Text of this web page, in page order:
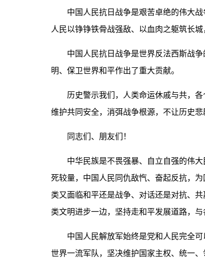
中国人民抗日战争是艰苦卓绝的伟大战
人民以铮铮铁骨战强敌、以血肉之躯筑长
中国人民抗日战争是世界反法西斯战争
明、保卫世界和平作出了重大贡献。
历史警示我们，人类命运休戚与共，各
维护共同安全，消弭战争根源，不让历史悲
同志们、朋友们！
中华民族是不畏强暴、自立自强的伟大
死较量，中国人民同仇敌忾、奋起反抗，
类又面临和平还是战争、对话还是对抗、
类文明进步一边，坚持走和平发展道路，
中国人民解放军始终是党和人民完全可
世界一流军队，坚决维护国家主权、统一